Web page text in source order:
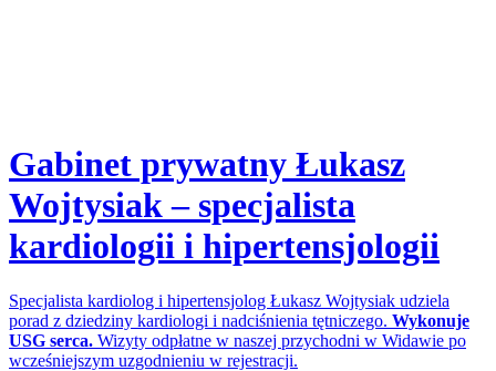
Gabinet prywatny Łukasz
Wojtysiak – specjalista
kardiologii i hipertensjologii
Specjalista kardiolog i hipertensjolog Łukasz Wojtysiak udziela
porad z dziedziny kardiologi i nadciśnienia tętniczego. Wykonuje
USG serca. Wizyty odpłatne w naszej przychodni w Widawie po
wcześniejszym uzgodnieniu w rejestracji.